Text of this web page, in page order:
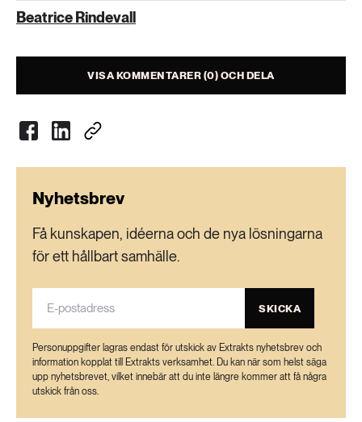
Beatrice Rindevall
VISA KOMMENTARER (0) OCH DELA
Nyhetsbrev
Få kunskapen, idéerna och de nya lösningarna
för ett hållbart samhälle.
SKICKA
Personuppgifter lagras endast för utskick av Extrakts nyhetsbrev och
information kopplat till Extrakts verksamhet. Du kan när som helst säga
upp nyhetsbrevet, vilket innebär att du inte längre kommer att få några
utskick från oss.